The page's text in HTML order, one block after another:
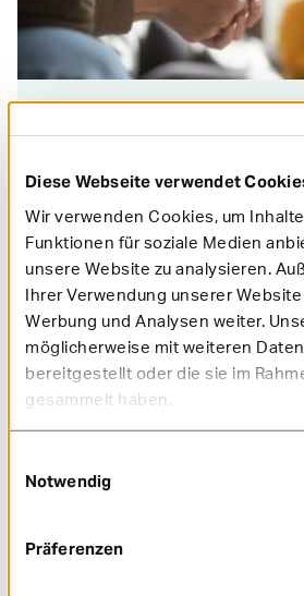
Diese Webseite verwendet
Wir verwenden Cookies, um
Funktionen für soziale Medien
unsere Website zu analysieren.
Ihrer Verwendung unserer
Werbung und Analysen weiter.
möglicherweise mit weiteren
bereitgestellt oder die sie im
gesammelt haben.
Notwendig
Präferenzen
Ein Blick auf die verschiedenen
Das Gewinnspiel ist
Die Gewinnerin bzw. der
benachrichtigt.
Lassen Sie sich 4 x jährlich über
um die Themen Gesundheit,